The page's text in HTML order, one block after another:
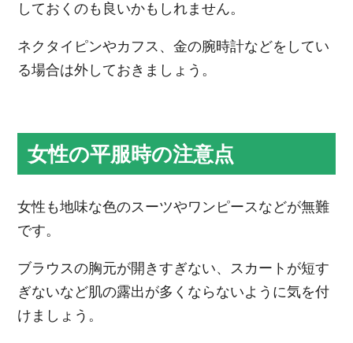
しておくのも良いかもしれません。
ネクタイピンやカフス、金の腕時計などをしてい
る場合は外しておきましょう。
女性の平服時の注意点
女性も地味な色のスーツやワンピースなどが無難
です。
ブラウスの胸元が開きすぎない、スカートが短す
ぎないなど肌の露出が多くならないように気を付
けましょう。